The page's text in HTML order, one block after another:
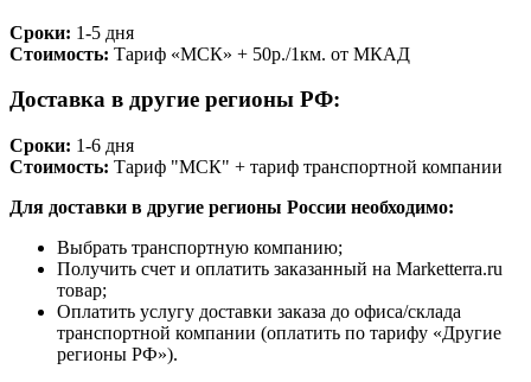
Сроки: 1-5 дня
Стоимость: Тариф «МСК» + 50р./1км. от МКАД
Доставка в другие регионы РФ:
Сроки: 1-6 дня
Стоимость: Тариф "МСК" + тариф транспортной компании
Для доставки в другие регионы России необходимо:
Выбрать транспортную компанию;
Получить счет и оплатить заказанный на Marketterra.ru
товар;
Оплатить услугу доставки заказа до офиса/склада
транспортной компании (оплатить по тарифу «Другие
регионы РФ»).